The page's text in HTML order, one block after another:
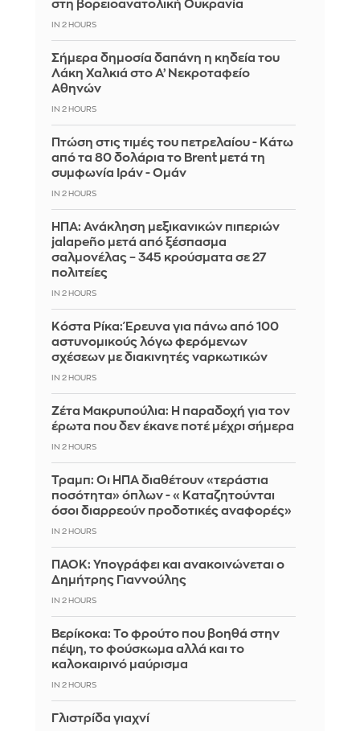
στη βορειοανατολική Ουκρανία
IN 2 HOURS
Σήμερα δημοσία δαπάνη η κηδεία του
Λάκη Χαλκιά στο Α’ Νεκροταφείο
Αθηνών
IN 2 HOURS
Πτώση στις τιμές του πετρελαίου - Κάτω
από τα 80 δολάρια το Brent μετά τη
συμφωνία Ιράν - Ομάν
IN 2 HOURS
ΗΠΑ: Ανάκληση μεξικανικών πιπεριών
jalapeño μετά από ξέσπασμα
σαλμονέλας – 345 κρούσματα σε 27
πολιτείες
IN 2 HOURS
Κόστα Ρίκα: Έρευνα για πάνω από 100
αστυνομικούς λόγω φερόμενων
σχέσεων με διακινητές ναρκωτικών
IN 2 HOURS
Ζέτα Μακρυπούλια: Η παραδοχή για τον
έρωτα που δεν έκανε ποτέ μέχρι σήμερα
IN 2 HOURS
Τραμπ: Οι ΗΠΑ διαθέτουν «τεράστια
ποσότητα» όπλων - «Καταζητούνται
όσοι διαρρεούν προδοτικές αναφορές»
IN 2 HOURS
ΠΑΟΚ: Υπογράφει και ανακοινώνεται ο
Δημήτρης Γιαννούλης
IN 2 HOURS
Βερίκοκα: Το φρούτο που βοηθά στην
πέψη, το φούσκωμα αλλά και το
καλοκαιρινό μαύρισμα
IN 2 HOURS
Γλιστρίδα γιαχνί